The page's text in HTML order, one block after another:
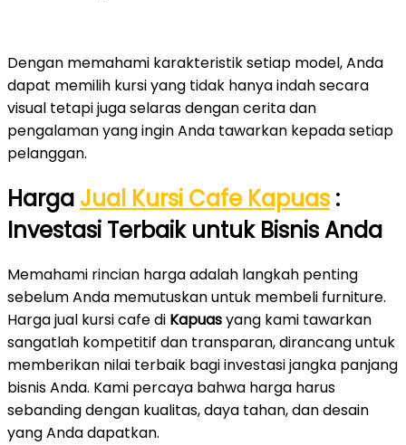
Dengan memahami karakteristik setiap model, Anda
dapat memilih kursi yang tidak hanya indah secara
visual tetapi juga selaras dengan cerita dan
pengalaman yang ingin Anda tawarkan kepada setiap
pelanggan.
Harga Jual Kursi Cafe Kapuas :
Investasi Terbaik untuk Bisnis Anda
Memahami rincian harga adalah langkah penting
sebelum Anda memutuskan untuk membeli furniture.
Harga jual kursi cafe di Kapuasyang kami tawarkan
sangatlah kompetitif dan transparan, dirancang untuk
memberikan nilai terbaik bagi investasi jangka panjang
bisnis Anda. Kami percaya bahwa harga harus
sebanding dengan kualitas, daya tahan, dan desain
yang Anda dapatkan.